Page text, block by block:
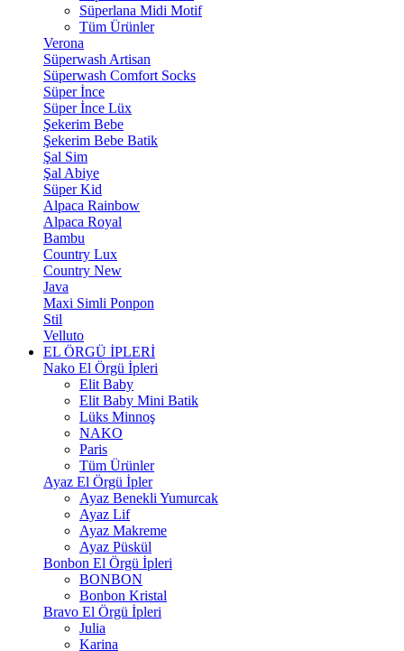
Süperlana Midi Motif
Tüm Ürünler
Verona
Süperwash Artisan
Süperwash Comfort Socks
Süper İnce
Süper İnce Lüx
Şekerim Bebe
Şekerim Bebe Batik
Şal Sim
Şal Abiye
Süper Kid
Alpaca Rainbow
Alpaca Royal
Bambu
Country Lux
Country New
Java
Maxi Simli Ponpon
Stil
Velluto
EL ÖRGÜ İPLERİ
Nako El Örgü İpleri
Elit Baby
Elit Baby Mini Batik
Lüks Minnoş
NAKO
Paris
Tüm Ürünler
Ayaz El Örgü İpler
Ayaz Benekli Yumurcak
Ayaz Lif
Ayaz Makreme
Ayaz Püskül
Bonbon El Örgü İpleri
BONBON
Bonbon Kristal
Bravo El Örgü İpleri
Julia
Karina